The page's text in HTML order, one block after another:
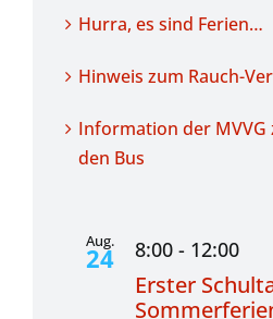
Hurra, es sind Ferien…
Hinweis zum Rauch-
Information der MVVG
den Bus
Aug.
24 8:00 - 12:00
Erster